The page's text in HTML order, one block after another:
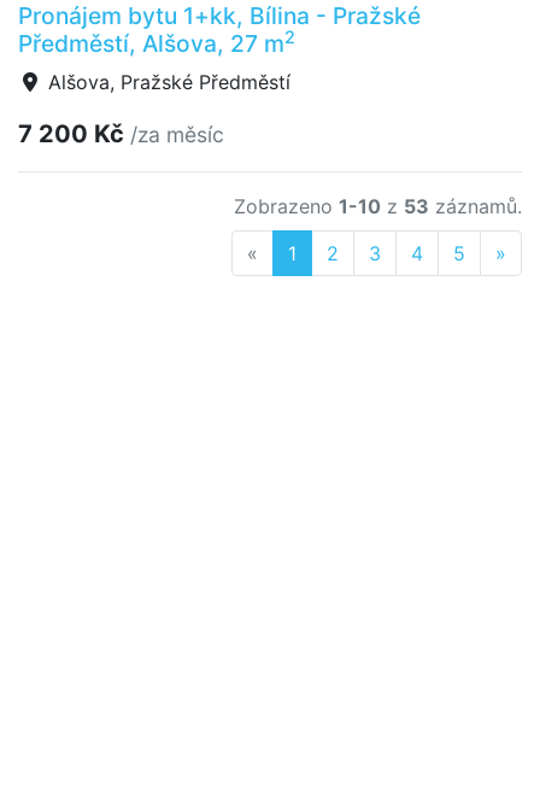
Pronájem bytu 1+kk, Bílina - Pražské
Předměstí, Alšova, 27 m2
Alšova, Pražské Předměstí
7 200 Kč /za měsíc
Zobrazeno 1-10 z 53 záznamů.
« Previous
1 2 3 4 5 »